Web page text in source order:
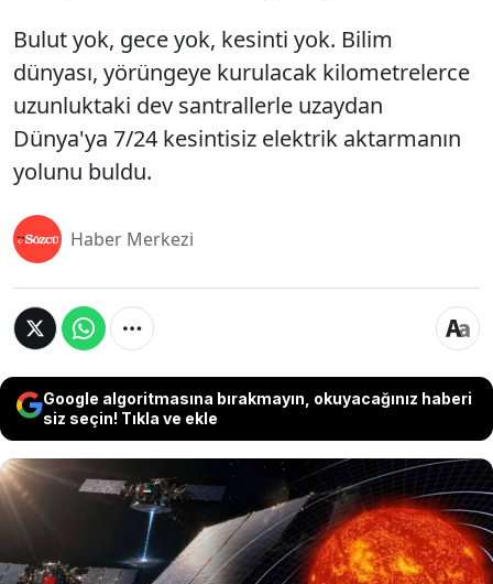
Bulut yok, gece yok, kesinti yok. Bilim
dünyası, yörüngeye kurulacak kilometrelerce
uzunluktaki dev santrallerle uzaydan
Dünya'ya 7/24 kesintisiz elektrik aktarmanın
yolunu buldu.
Haber Merkezi
Google algoritmasına bırakmayın, okuyacağınız haberi
siz seçin! Tıkla ve ekle
Bulut yok, gece yok, kesinti yok. Bilim
dünyası, yörüngeye kurulacak